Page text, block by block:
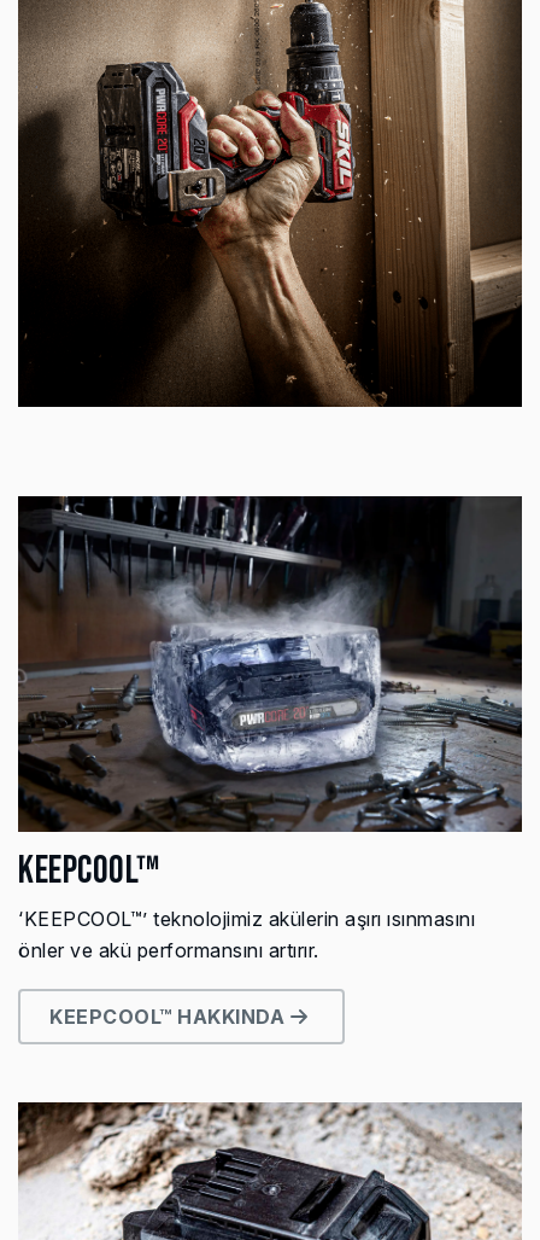
KEEPCOOL™
‘KEEPCOOL™’ teknolojimiz akülerin aşırı ısınmasını
önler ve akü performansını artırır.
KEEPCOOL™ HAKKINDA